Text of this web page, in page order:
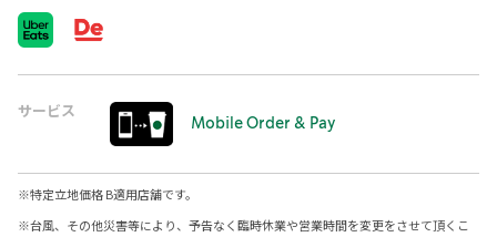
サービス
Mobile Order & Pay
※特定立地価格 B適用店舗です。
※台風、その他災害等により、予告なく臨時休業や営業時間を変更をさせて頂くこ